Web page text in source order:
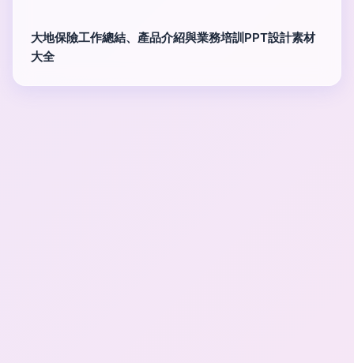
大地保險工作總結、產品介紹與業務培訓PPT設計素材
大全